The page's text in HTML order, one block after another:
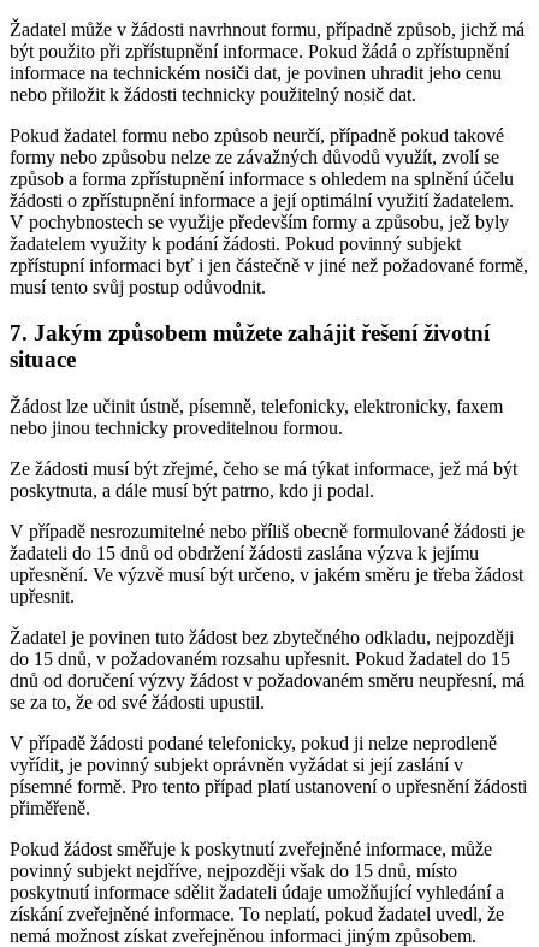
Žadatel může v žádosti navrhnout formu, případně způsob, jichž má
být použito při zpřístupnění informace. Pokud žádá o zpřístupnění
informace na technickém nosiči dat, je povinen uhradit jeho cenu
nebo přiložit k žádosti technicky použitelný nosič dat.
Pokud žadatel formu nebo způsob neurčí, případně pokud takové
formy nebo způsobu nelze ze závažných důvodů využít, zvolí se
způsob a forma zpřístupnění informace s ohledem na splnění účelu
žádosti o zpřístupnění informace a její optimální využití žadatelem.
V pochybnostech se využije především formy a způsobu, jež byly
žadatelem využity k podání žádosti. Pokud povinný subjekt
zpřístupní informaci byť i jen částečně v jiné než požadované formě,
musí tento svůj postup odůvodnit.
7. Jakým způsobem můžete zahájit řešení životní
situace
Žádost lze učinit ústně, písemně, telefonicky, elektronicky, faxem
nebo jinou technicky proveditelnou formou.
Ze žádosti musí být zřejmé, čeho se má týkat informace, jež má být
poskytnuta, a dále musí být patrno, kdo ji podal.
V případě nesrozumitelné nebo příliš obecně formulované žádosti je
žadateli do 15 dnů od obdržení žádosti zaslána výzva k jejímu
upřesnění. Ve výzvě musí být určeno, v jakém směru je třeba žádost
upřesnit.
Žadatel je povinen tuto žádost bez zbytečného odkladu, nejpozději
do 15 dnů, v požadovaném rozsahu upřesnit. Pokud žadatel do 15
dnů od doručení výzvy žádost v požadovaném směru neupřesní, má
se za to, že od své žádosti upustil.
V případě žádosti podané telefonicky, pokud ji nelze neprodleně
vyřídit, je povinný subjekt oprávněn vyžádat si její zaslání v
písemné formě. Pro tento případ platí ustanovení o upřesnění žádosti
přiměřeně.
Pokud žádost směřuje k poskytnutí zveřejněné informace, může
povinný subjekt nejdříve, nejpozději však do 15 dnů, místo
poskytnutí informace sdělit žadateli údaje umožňující vyhledání a
získání zveřejněné informace. To neplatí, pokud žadatel uvedl, že
nemá možnost získat zveřejněnou informaci jiným způsobem.